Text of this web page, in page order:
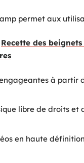
permet aux
Recette des
à partir
libre de droits et
en haute